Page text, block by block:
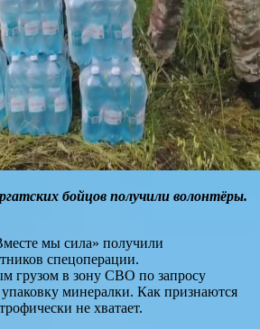
бойцов получили волонтёры.
мы сила» получили
спецоперации.
грузом в зону СВО по запросу
минералки. Как признаются
не хватает.